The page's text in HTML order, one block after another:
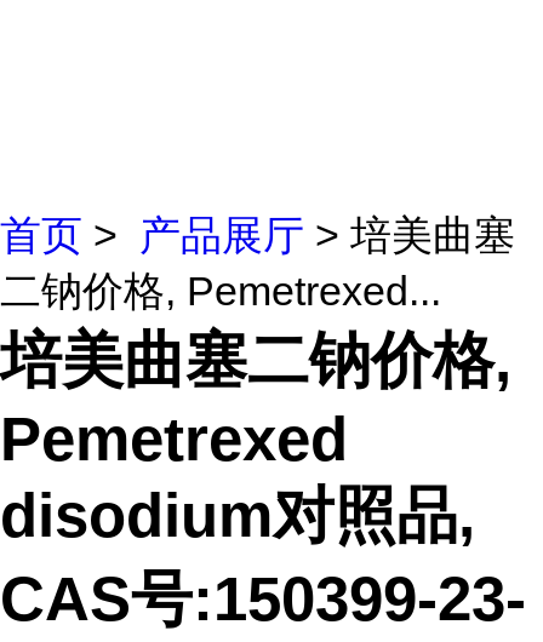
首页 > 产品展厅 > 培美曲塞
二钠价格, Pemetrexed...
培美曲塞二钠价格,
Pemetrexed
disodium对照品,
CAS号:150399-23-